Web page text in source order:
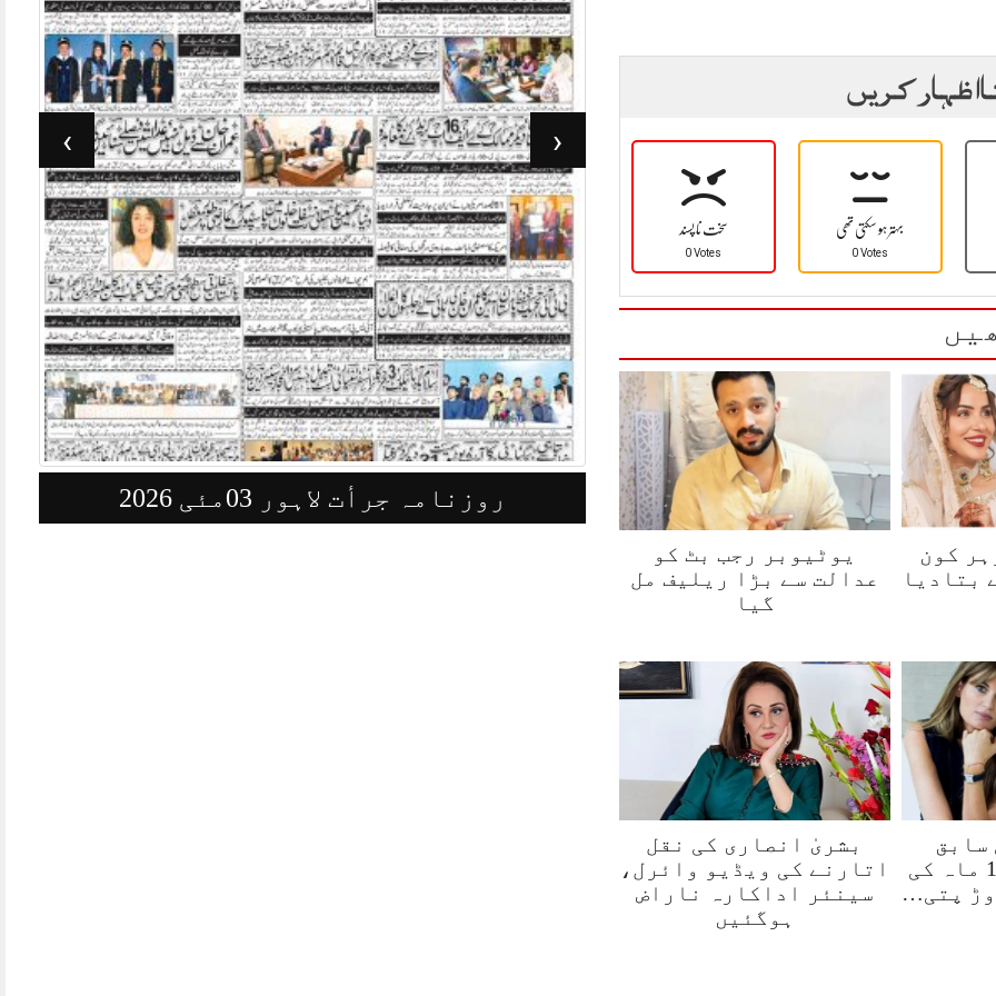
اظہار کریں
سخت نا پسند
0 Votes
بہتر ہو سکتی تھی
0 Votes
کون
بتادیا
یوٹیوبر رجب بٹ کو
عدالت سے بڑا ریلیف مل
گیا
سابق
اہلیہ جمائما 12 ماہ کی
پتی…
بشریٰ انصاری کی نقل
اتارنے کی ویڈیو وائرل،
سینئر اداکارہ ناراض
ہوگئیں
لاہور 05مئی 2026 روزنامہ جرأت لاہور 03مئی 2026
‹
›